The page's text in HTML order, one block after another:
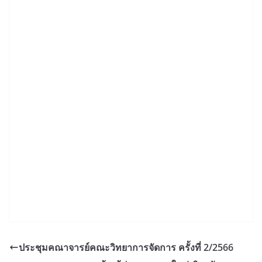
ประชุมคณาจารย์คณะวิทยาการจัดการ ครั้งที่ 2/2566